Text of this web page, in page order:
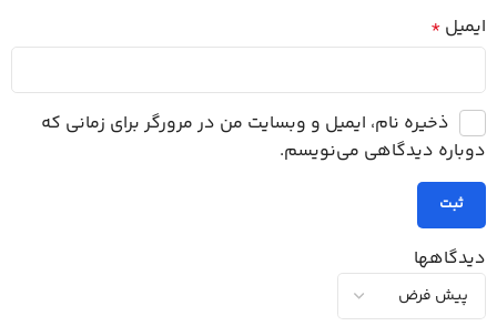
دیدگاهها
ایمیل *
ذخیره نام، ایمیل و وبسایت من در مرورگر برای زمانی که
دوباره دیدگاهی می‌نویسم.